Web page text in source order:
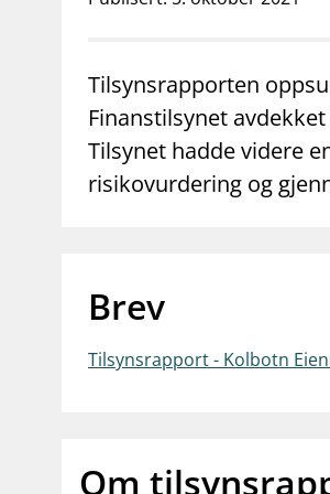
Forbrukerinformasjon
Tilsynsrapporten
Finanstilsynet
Tilsynet hadde videre
risikovurdering og
Brev
Tilsynsrapport - Kolbotn
Om